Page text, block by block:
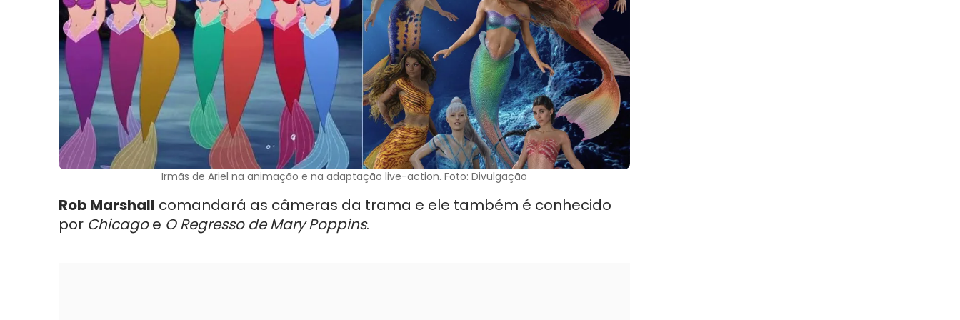
Irmãs de Ariel na animação e na adaptação live-action. Foto: Divulgação
Rob Marshall comandará as câmeras da trama e ele também é conhecido
por Chicagoe O Regresso de Mary Poppins.